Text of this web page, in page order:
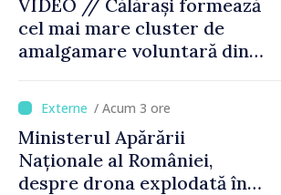
VIDEO // Călărași formează
cel mai mare cluster de
amalgamare voluntară din
orășenesc a aprobat decizia
finală
/ Acum 3 ore
Ministerul Apărării
Naționale al României,
despre drona explodată în